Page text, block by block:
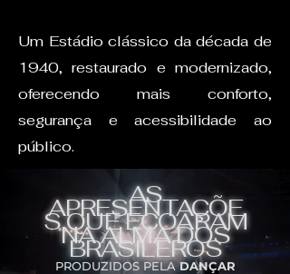
Um Estádio clássico da década de
1940, restaurado e modernizado,
oferecendo mais conforto,
segurança e acessibilidade ao
público.
AS
APRESENTAÇÕE
S QUE ECOARAM
NA ALMA DOS
BRASILEROS
PRODUZIDOS PELADANÇAR